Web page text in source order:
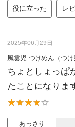
役に立った レ
2025年06月29日
風雲児 つけめん（つけ
ちょとしょっぱ
たことになりま
あっさり